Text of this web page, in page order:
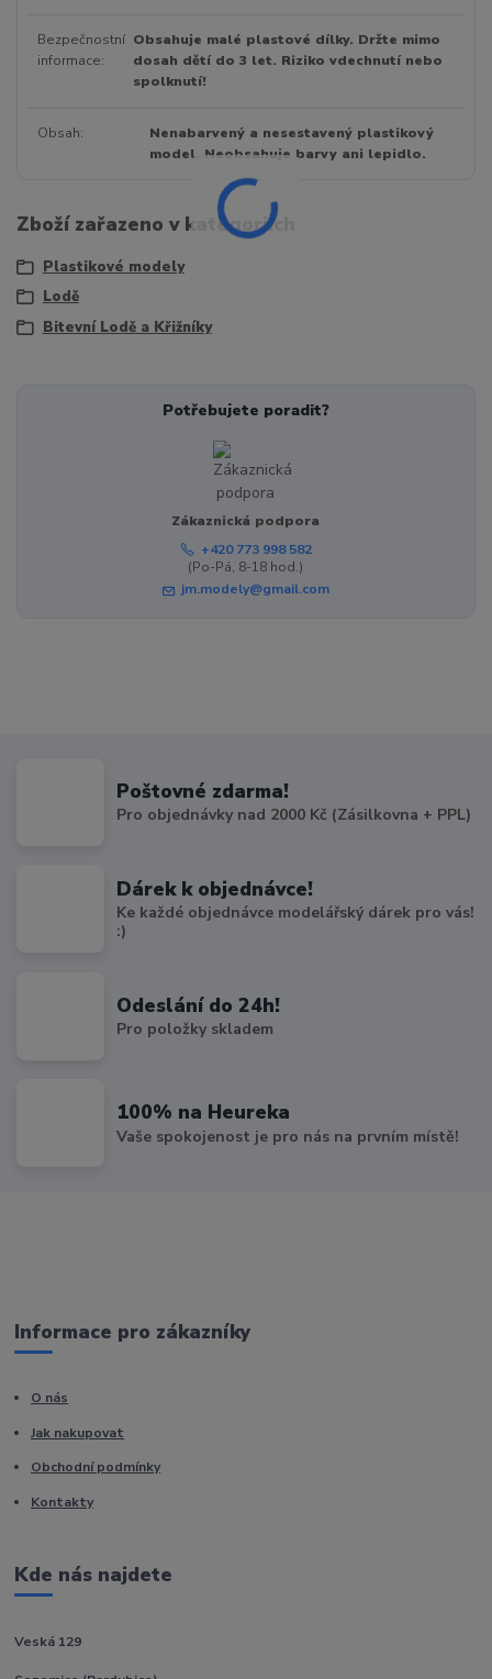
Bezpečnostní
informace
Obsahuje malé plastové dílky. Držte mimo
dosah dětí do 3 let. Riziko vdechnutí nebo
spolknutí!
Obsah
Nenabarvený a nesestavený plastikový
model. Neobsahuje barvy ani lepidlo.
Zboží zařazeno v kategoriích
Plastikové modely
Lodě
Bitevní Lodě a Křižníky
Potřebujete poradit?
Zákaznická podpora
+420 773 998 582
(Po-Pá, 8-18 hod.)
jm.modely@gmail.com
Poštovné zdarma!
Pro objednávky nad 2000 Kč (Zásilkovna + PPL)
Dárek k objednávce!
Ke každé objednávce modelářský dárek pro vás!
:)
Odeslání do 24h!
Pro položky skladem
100% na Heureka
Vaše spokojenost je pro nás na prvním místě!
Informace pro zákazníky
O nás
Jak nakupovat
Obchodní podmínky
Kontakty
Kde nás najdete
Veská 129